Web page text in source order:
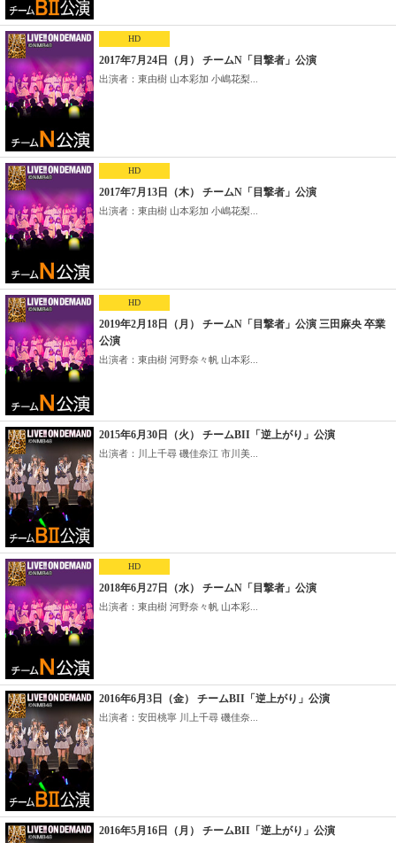
HD
2017年7月24日（月） チームN「目撃者」公演
出演者：東由樹 山本彩加 小嶋花梨...
HD
2017年7月13日（木） チームN「目撃者」公演
出演者：東由樹 山本彩加 小嶋花梨...
HD
2019年2月18日（月） チームN「目撃者」公演 三田麻央 卒業
公演
出演者：東由樹 河野奈々帆 山本彩...
2015年6月30日（火） チームBII「逆上がり」公演
出演者：川上千尋 磯佳奈江 市川美...
HD
2018年6月27日（水） チームN「目撃者」公演
出演者：東由樹 河野奈々帆 山本彩...
2016年6月3日（金） チームBII「逆上がり」公演
出演者：安田桃寧 川上千尋 磯佳奈...
2016年5月16日（月） チームBII「逆上がり」公演